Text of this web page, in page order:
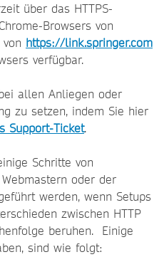
über das HTTPS-
Browsers von
https://link.springer.com
verfügbar.
allen Anliegen oder
zu setzen, indem Sie hier
Support-Ticket.
Schritte von
oder der
werden, wenn Setups
zwischen HTTP
beruhen. Einige
sind wie folgt: